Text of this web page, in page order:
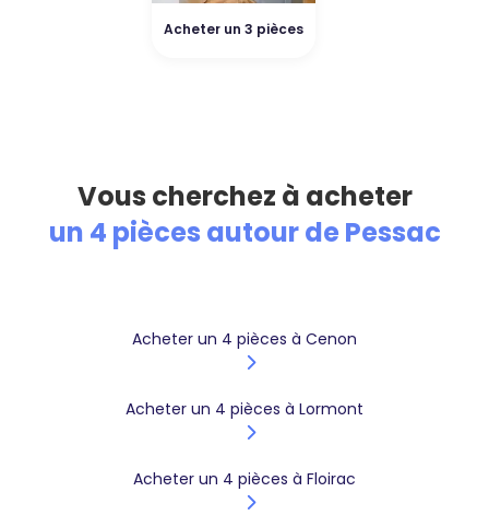
Acheter un 3 pièces
Vous cherchez à acheter
un 4 pièces autour de Pessac
Acheter un 4 pièces à Cenon
Acheter un 4 pièces à Lormont
Acheter un 4 pièces à Floirac